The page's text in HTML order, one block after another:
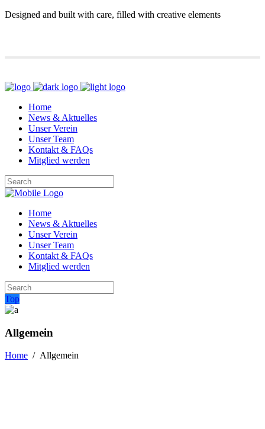
Designed and built with care, filled with creative elements
Home
News & Aktuelles
Unser Verein
Unser Team
Kontakt & FAQs
Mitglied werden
Home
News & Aktuelles
Unser Verein
Unser Team
Kontakt & FAQs
Mitglied werden
Top
Allgemein
Home / Allgemein